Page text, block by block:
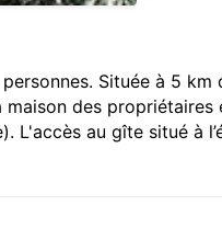
Située à 5 km
des
au gîte situé à